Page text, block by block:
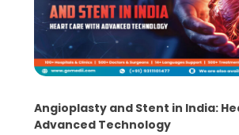
Angioplasty and Stent in India:
Advanced Technology